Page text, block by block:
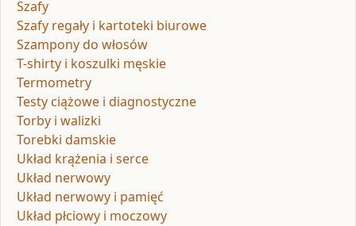
Szafy
Szafy regały i kartoteki biurowe
Szampony do włosów
T-shirty i koszulki męskie
Termometry
Testy ciążowe i diagnostyczne
Torby i walizki
Torebki damskie
Układ krążenia i serce
Układ nerwowy
Układ nerwowy i pamięć
Układ płciowy i moczowy